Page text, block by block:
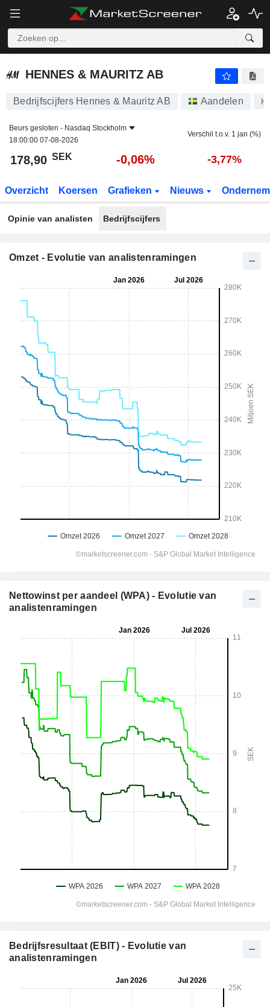
HENNES & MAURITZ AB
HENNES & MAURITZ AB
Bedrijfscijfers Hennes & Mauritz AB Aandelen
Beurs gesloten - Nasdaq Stockholm
18:00:00 07-08-2026
Verschil t.o.v. 1 jan (%)
178,90 SEK -0,06% -3,77%
Overzicht Koersen Grafieken Nieuws
Opinie van analisten Bedrijfscijfers
Omzet - Evolutie van analistenramingen
Nettowinst per aandeel (WPA) - Evolutie van
analistenramingen
Bedrijfsresultaat (EBIT) - Evolutie van
analistenramingen